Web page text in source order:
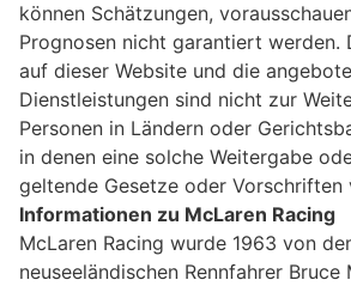
können Schätzungen,
Prognosen nicht garantiert werden.
auf dieser Website und die
Dienstleistungen sind nicht zur
Personen in Ländern oder
in denen eine solche Weitergabe
geltende Gesetze oder Vorschriften
Informationen zu McLaren Racing
McLaren Racing wurde 1963 von
neuseeländischen Rennfahrer Bruce